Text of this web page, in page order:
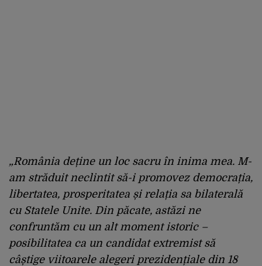
„România deține un loc sacru în inima mea. M-
am străduit neclintit să-i promovez democrația,
libertatea, prosperitatea și relația sa bilaterală
cu Statele Unite. Din păcate, astăzi ne
confruntăm cu un alt moment istoric –
posibilitatea ca un candidat extremist să
câștige viitoarele alegeri prezidențiale din 18